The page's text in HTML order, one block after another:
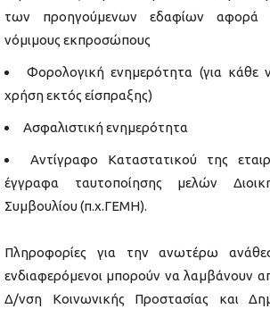
των προηγούμενων εδαφίων αφορά
νόμιμους εκπροσώπους
Φορολογική ενημερότητα (για κάθε
χρήση εκτός είσπραξης)
Ασφαλιστική ενημερότητα
Αντίγραφο Καταστατικού της
έγγραφα ταυτοποίησης μελών
Συμβουλίου (π.χ.ΓΕΜΗ).
Πληροφορίες για την ανωτέρω
ενδιαφερόμενοι μπορούν να λαμβάνουν
Δ/νση Κοινωνικής Προστασίας και